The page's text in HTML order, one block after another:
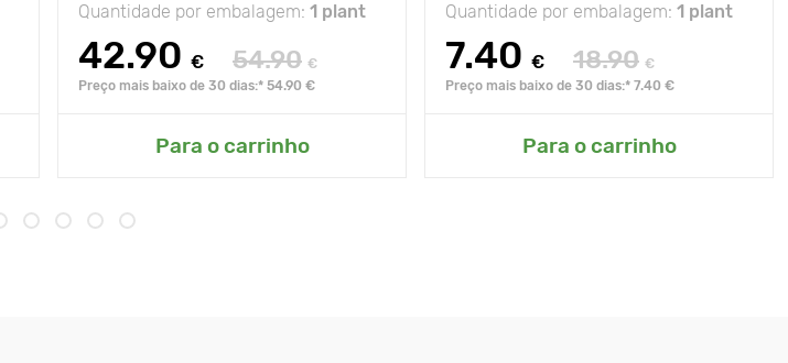
Quantidade por embalagem: 1 plant
42.90 € 54.90 €
Preço mais baixo de 30 dias:* 54.90 €
Para o carrinho
Quantidade por embalagem: 1 plant
7.40 € 18.90 €
Preço mais baixo de 30 dias:* 7.40 €
Para o carrinho